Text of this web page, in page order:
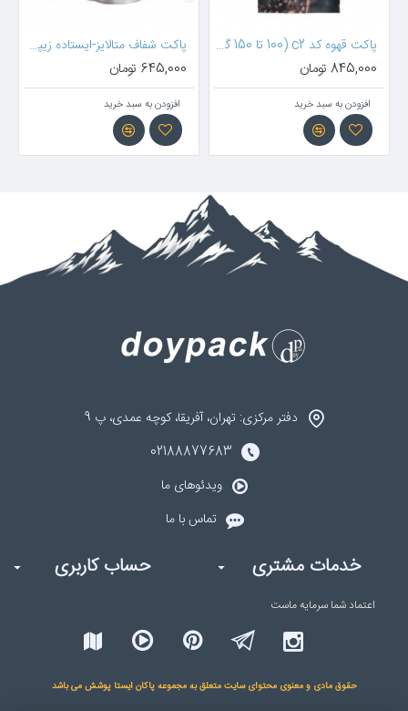
پاکت قهوه کد c2 (100 تا 150 گرم)
845,000 تومان
افزودن به سبد خرید
پاکت شفاف متالایز-ایستاده زیپدار ( 18*13 سانتیمتر )
645,000 تومان
افزودن به سبد خرید
دفتر مرکزی: تهران، آفریقا، کوچه عمدی، پ 9
02188877683
ویدئوهای ما
تماس با ما
خدمات مشتری حساب کاربری
اعتماد شما سرمایه ماست
حقوق مادی و معنوی محتوای سایت متعلق به مجموعه پاکان ایستا پوشش می باشد